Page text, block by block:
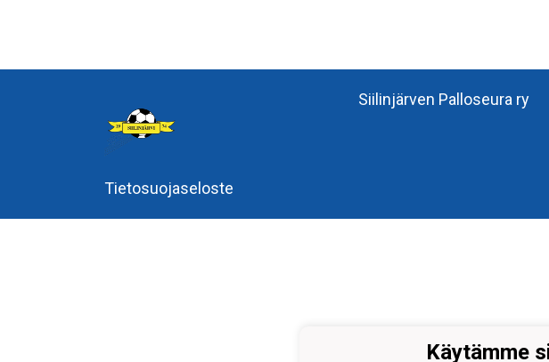
Tietosuojaseloste
Siilinjärven Palloseura ry
Käytämme